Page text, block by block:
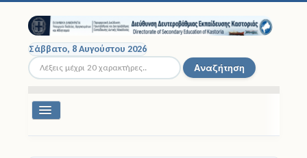
Σάββατο, 8 Αυγούστου 2026
Αναζήτηση... Αναζήτηση
Εναλλαγή